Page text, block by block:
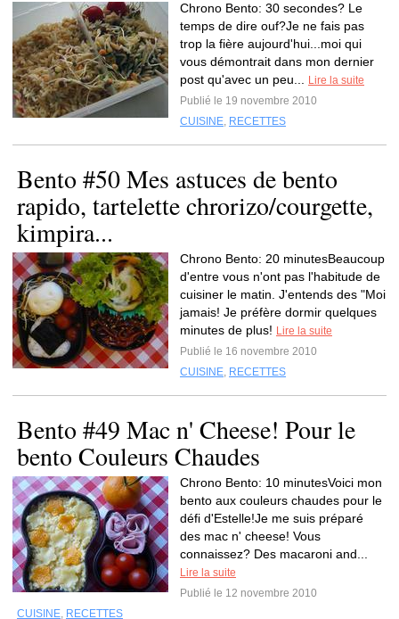
Chrono Bento: 30 secondes? Le
temps de dire ouf?Je ne fais pas
trop la fière aujourd'hui...moi qui
vous démontrait dans mon dernier
post qu'avec un peu...
Lire la suite
Publié le 19 novembre 2010
CUISINE, RECETTES
Bento #50 Mes astuces de bento
rapido, tartelette chrorizo/courgette,
kimpira...
Chrono Bento: 20 minutesBeaucoup
d'entre vous n'ont pas l'habitude de
cuisiner le matin. J'entends des "Moi
jamais! Je préfère dormir quelques
minutes de plus! Lire la suite
Publié le 16 novembre 2010
CUISINE, RECETTES
Bento #49 Mac n' Cheese! Pour le
bento Couleurs Chaudes
Chrono Bento: 10 minutesVoici mon
bento aux couleurs chaudes pour le
défi d'Estelle!Je me suis préparé
des mac n' cheese! Vous
connaissez? Des macaroni and...
Lire la suite
Publié le 12 novembre 2010
CUISINE, RECETTES